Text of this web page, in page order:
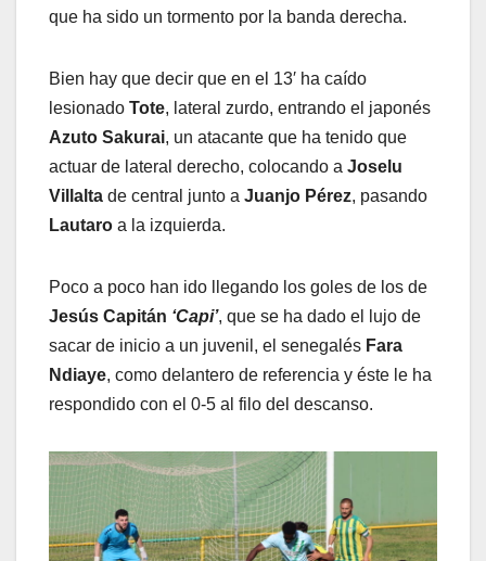
que ha sido un tormento por la banda derecha.
Bien hay que decir que en el 13′ ha caído
lesionado Tote, lateral zurdo, entrando el japonés
Azuto Sakurai, un atacante que ha tenido que
actuar de lateral derecho, colocando a Joselu
Villalta de central junto a Juanjo Pérez, pasando
Lautaro a la izquierda.
Poco a poco han ido llegando los goles de los de
Jesús Capitán ‘Capi’, que se ha dado el lujo de
sacar de inicio a un juvenil, el senegalés Fara
Ndiaye, como delantero de referencia y éste le ha
respondido con el 0-5 al filo del descanso.